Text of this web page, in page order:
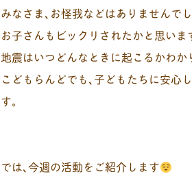
みなさま､お怪我などはありませんで
お子さんもビックリされたかと思いま
地震はいつどんなときに起こるかわか
こどもらんどでも､子どもたちに安心
す。
では､今週の活動をご紹介します